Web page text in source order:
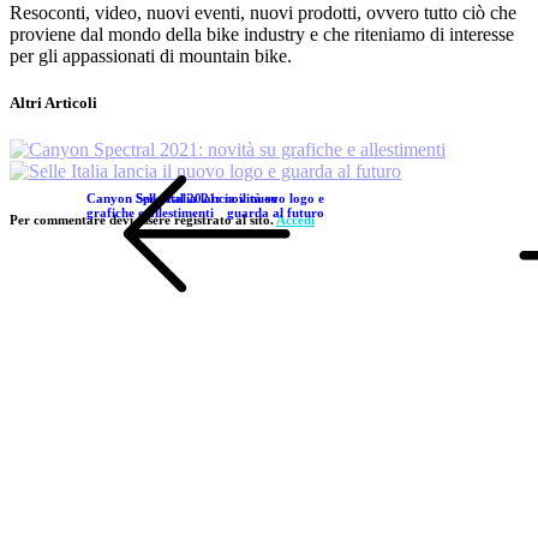
Resoconti, video, nuovi eventi, nuovi prodotti, ovvero tutto ciò che
proviene dal mondo della bike industry e che riteniamo di interesse
per gli appassionati di mountain bike.
Altri Articoli
Canyon Spectral 2021: novità su
grafiche e allestimenti
Selle Italia lancia il nuovo logo e
guarda al futuro
Per commentare devi essere registrato al sito.Accedi